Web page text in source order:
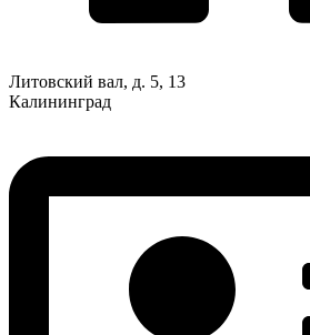
Литовский вал, д. 5, 13
Калининград